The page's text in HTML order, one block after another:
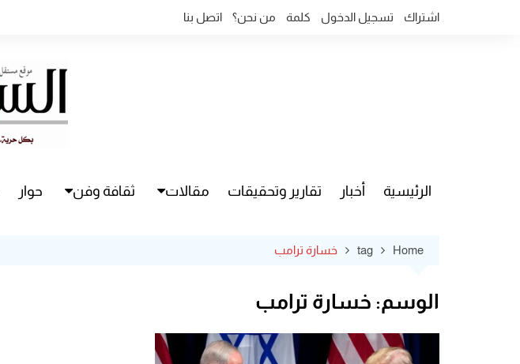
اشتراك تسجيل الدخول كلمة من نحن؟ اتصل بنا
الرئيسية أخبار تقارير وتحقيقات مقالات ثقافة وفن حوار
Home
tag خسارة ترامب
الوسم: خسارة ترامب